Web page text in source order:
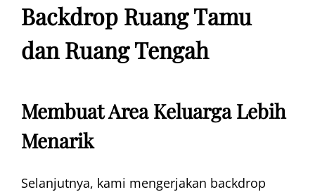
Backdrop Ruang Tamu
dan Ruang Tengah
Membuat Area Keluarga Lebih
Menarik
Selanjutnya, kami mengerjakan backdrop